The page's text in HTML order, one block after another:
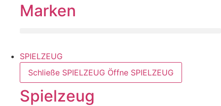
Marken
SPIELZEUG
Schließe SPIELZEUG Öffne SPIELZEUG
Spielzeug